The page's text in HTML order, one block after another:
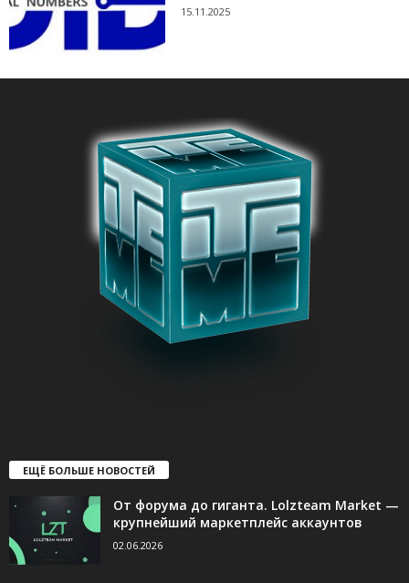
15.11.2025
ЕЩЁ БОЛЬШЕ НОВОСТЕЙ
От форума до гиганта. Lolzteam Market —
крупнейший маркетплейс аккаунтов
02.06.2026